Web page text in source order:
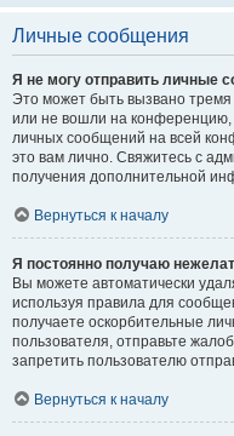
Личные сообщения
Я не могу отправить личные
Это может быть вызвано
или не вошли на конференцию,
личных сообщений на всей
это вам лично. Свяжитесь с
получения дополнительной
Вернуться к началу
Я постоянно получаю
Вы можете автоматически
используя правила для
получаете оскорбительные
пользователя, отправьте
запретить пользователю
Вернуться к началу